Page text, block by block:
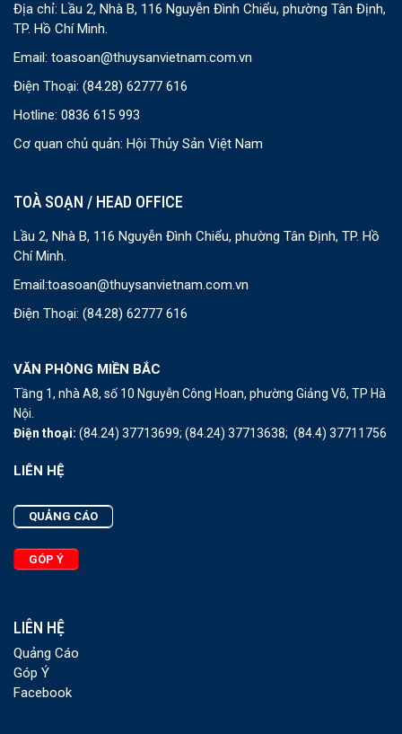
Địa chỉ: Lầu 2, Nhà B, 116 Nguyễn Đình Chiểu, phường Tân Định,
TP. Hồ Chí Minh.
Email: toasoan@thuysanvietnam.com.vn
Điện Thoại: (84.28) 62777 616
Hotline: 0836 615 993
Cơ quan chủ quản: Hội Thủy Sản Việt Nam
TOÀ SOẠN / HEAD OFFICE
Lầu 2, Nhà B, 116 Nguyễn Đình Chiểu, phường Tân Định, TP. Hồ
Chí Minh.
Email:toasoan@thuysanvietnam.com.vn
Điện Thoại: (84.28) 62777 616
VĂN PHÒNG MIỀN BẮC
Tầng 1, nhà A8, số 10 Nguyễn Công Hoan, phường Giảng Võ, TP Hà
Nội.
Điện thoại: (84.24) 37713699; (84.24) 37713638; (84.4) 37711756
LIÊN HỆ
QUẢNG CÁO
GÓP Ý
LIÊN HỆ
Quảng Cáo
Góp Ý
Facebook